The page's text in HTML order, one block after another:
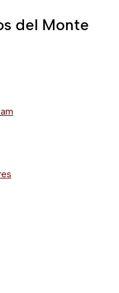
del Monte